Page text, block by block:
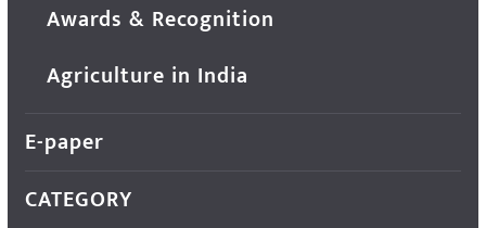
Awards & Recognition
Agriculture in India
E-paper
CATEGORY